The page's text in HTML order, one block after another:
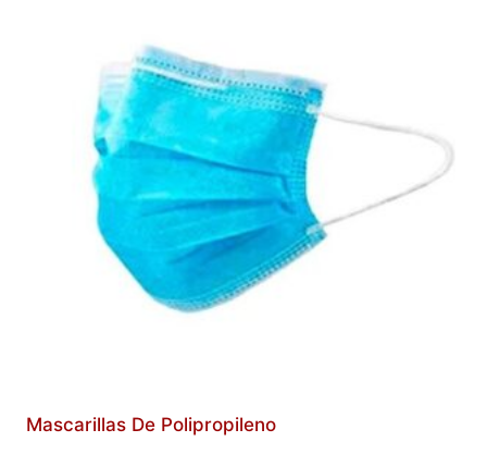
Mascarillas De Polipropileno